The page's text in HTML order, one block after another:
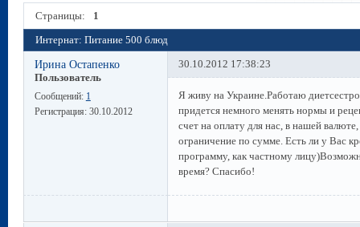
Страницы: 1
Интернат: Питание 500 блюд
Ирина Остапенко
Пользователь
Сообщений: 1
Регистрация: 30.10.2012
30.10.2012 17:38:23
Я живу на Украине.Работаю
придется немного менять нормы и
счет на оплату для нас, в нашей
ограничение по сумме. Есть ли у Вас
программу, как частному
время? Спасибо!